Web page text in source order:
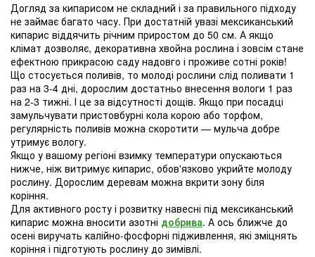
Догляд за кипарисом не складний і за правильного підходу
не займає багато часу. При достатній увазі мексиканський
кипарис віддячить річним приростом до 50 см. А якщо
клімат дозволяє, декоративна хвойна рослина і зовсім стане
ефектною прикрасою саду надовго і проживе сотні років!
Що стосується поливів, то молоді рослини слід поливати 1
раз на 3-4 дні, дорослим достатньо внесення вологи 1 раз
на 2-3 тижні. І це за відсутності дощів. Якщо при посадці
замульчувати пристовбурні кола корою або торфом,
регулярність поливів можна скоротити — мульча добре
утримує вологу.
Якщо у вашому регіоні взимку температури опускаються
нижче, ніж витримує кипарис, обов'язково укрийте молоду
рослину. Дорослим деревам можна вкрити зону біля
коріння.
Для активного росту і розвитку навесні під мексиканський
кипарис можна вносити азотні добрива. А ось ближче до
осені виручать калійно-фосфорні підживлення, які зміцнять
коріння і підготують рослину до зимівлі.